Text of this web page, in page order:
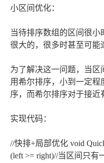
小区间优化：
当待排序数组的区间很
很大的，很多时甚至可能
为了解决这一问题，当
用希尔排序，小到一定程
序，而希尔排序对于接近
实现代码：
//快排+局部优化 void
(left >= right)//当区间只